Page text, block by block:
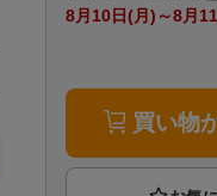
8月10日(月)～8月
買い物